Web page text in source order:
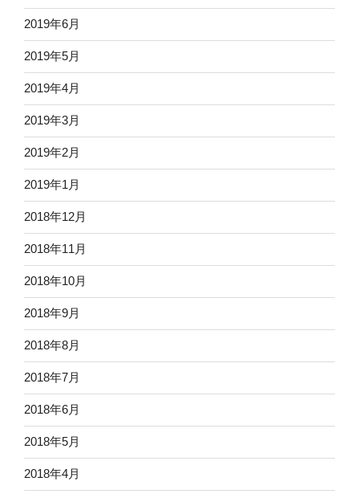
2019年6月
2019年5月
2019年4月
2019年3月
2019年2月
2019年1月
2018年12月
2018年11月
2018年10月
2018年9月
2018年8月
2018年7月
2018年6月
2018年5月
2018年4月